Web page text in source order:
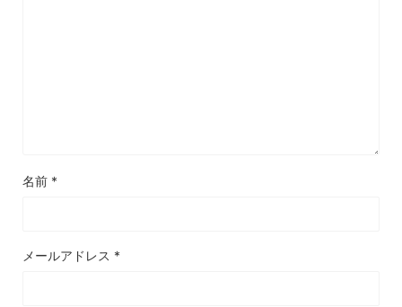
名前 *
メールアドレス *